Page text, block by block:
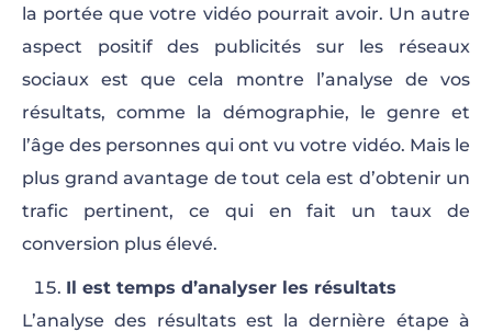
la portée que votre vidéo pourrait avoir. Un autre
aspect positif des publicités sur les réseaux
sociaux est que cela montre l’analyse de vos
résultats, comme la démographie, le genre et
l’âge des personnes qui ont vu votre vidéo. Mais le
plus grand avantage de tout cela est d’obtenir un
trafic pertinent, ce qui en fait un taux de
conversion plus élevé.
Il est temps d’analyser les résultats
L’analyse des résultats est la dernière étape à